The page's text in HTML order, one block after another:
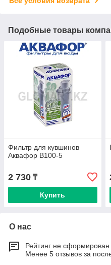
Подобные товары
Фильтр для кувшинов
Аквафор B100-5
2 730 ₸
Купить
О нас
Рейтинг не сформирован
Менее 5 отзывов за